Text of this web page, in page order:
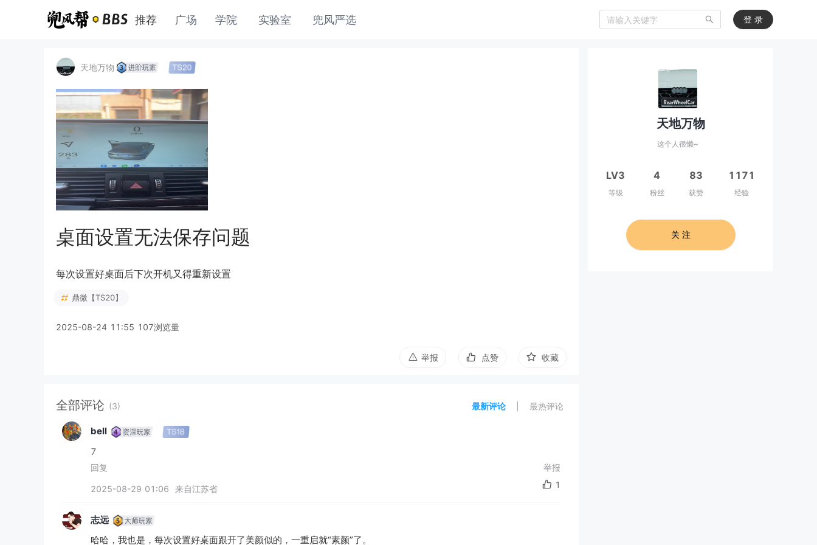
推荐 广场 学院 实验室 兜风严选 登 录
天地万物
桌面设置无法保存问题
每次设置好桌面后下次开机又得重新设置
鼎微【TS20】
2025-08-24 11:55 107浏览量
举报 点赞 收藏
全部评论 (3) 最新评论 最热评论
bell
7
回复 举报
2025-08-29 01:06 来自江苏省 1
志远
哈哈，我也是，每次设置好桌面跟开了美颜似的，一重启就“素颜”了。
天地万物
这个人很懒~
LV3
等级
4
粉丝
83
获赞
1171
经验
关 注